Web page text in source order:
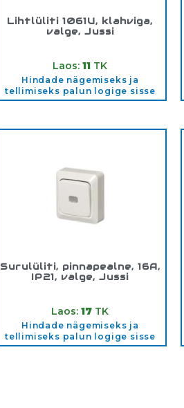
Lihtlüliti 1061U, klahviga,
valge, Jussi
Laos:11 TK
Hindade nägemiseks ja
tellimiseks palun logige sisse
Surulüliti, pinnapealne, 16A,
IP21, valge, Jussi
Laos:17 TK
Hindade nägemiseks ja
tellimiseks palun logige sisse